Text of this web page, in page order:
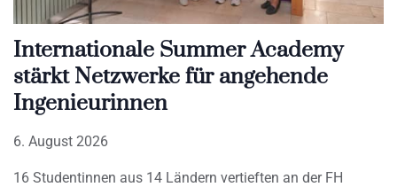
Internationale Summer Academy
stärkt Netzwerke für angehende
Ingenieurinnen
6. August 2026
16 Studentinnen aus 14 Ländern vertieften an der FH